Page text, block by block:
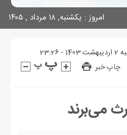
امروز : یکشنبه, ۱۸ مرداد , ۱۴۰۵
چاپ خبر
می‌برند